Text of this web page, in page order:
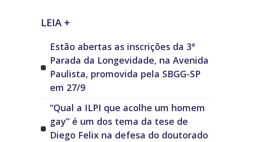
LEIA +
Estão abertas as inscrições da 3ª
Parada da Longevidade, na Avenida
Paulista, promovida pela SBGG-SP
em 27/9
“Qual a ILPI que acolhe um homem
gay” é um dos tema da tese de
Diego Felix na defesa do doutorado